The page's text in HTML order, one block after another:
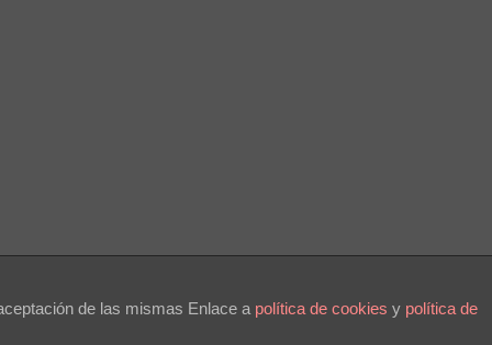
de las mismas Enlace a polí­tica de cookies y política de